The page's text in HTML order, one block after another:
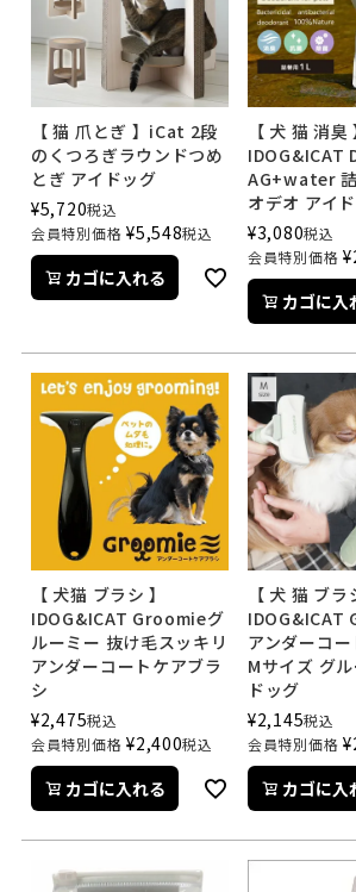
【 猫 爪とぎ 】iCat 2段
のくつろぎラウンドつめ
とぎ アイドッグ
¥5,720税込
会員特別価格 ¥5,548税込
カゴに入れる
【 犬 猫 消臭
IDOG&ICAT
AG+water
オデオ アイ
¥3,080税込
会員特別価格 ¥
カゴに入
【 犬猫 ブラシ 】
IDOG&ICAT Groomieグ
ルーミー 抜け毛スッキリ
アンダーコートケアブラ
シ
¥2,475税込
会員特別価格 ¥2,400税込
カゴに入れる
【 犬 猫 ブラ
IDOG&ICAT
アンダーコ
Mサイズ グ
ドッグ
¥2,145税込
会員特別価格 ¥
カゴに入